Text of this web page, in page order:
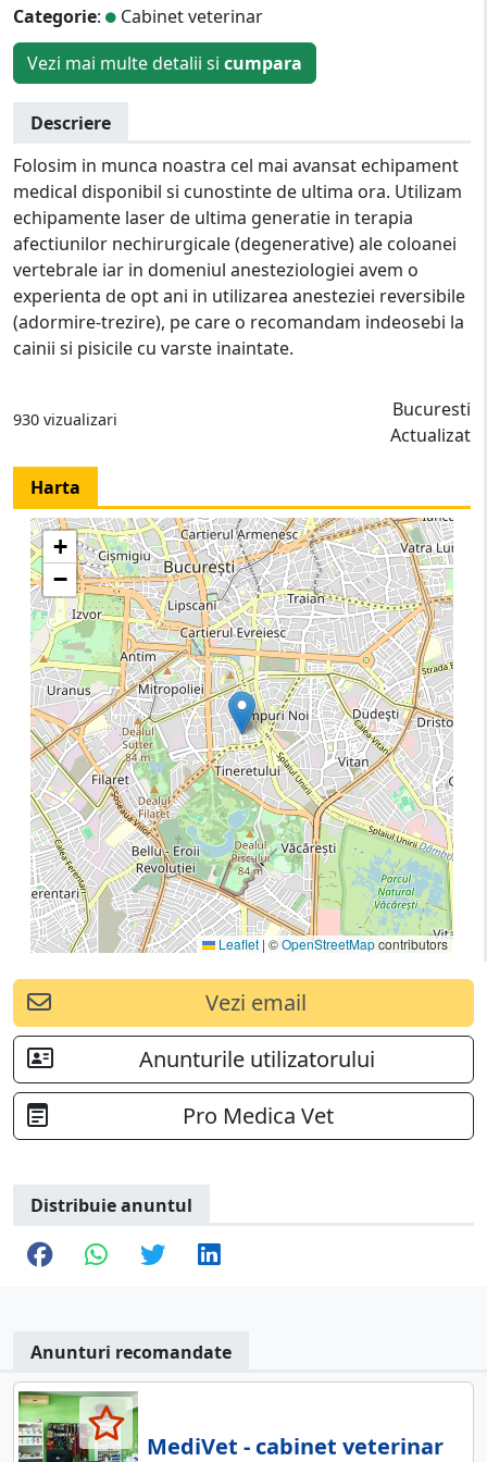
Categorie:
Cabinet veterinar
Vezi mai multe detalii si cumpara
Descriere
Folosim in munca noastra cel mai avansat echipament
medical disponibil si cunostinte de ultima ora. Utilizam
echipamente laser de ultima generatie in terapia
afectiunilor nechirurgicale (degenerative) ale coloanei
vertebrale iar in domeniul anesteziologiei avem o
experienta de opt ani in utilizarea anesteziei reversibile
(adormire-trezire), pe care o recomandam indeosebi la
cainii si pisicile cu varste inaintate.
930 vizualizari
Bucuresti
Actualizat
Harta
+
−
Leaflet | ©OpenStreetMapcontributors
Vezi email
Anunturile utilizatorului
Pro Medica Vet
Distribuie anuntul
Anunturi recomandate
MediVet - cabinet veterinar